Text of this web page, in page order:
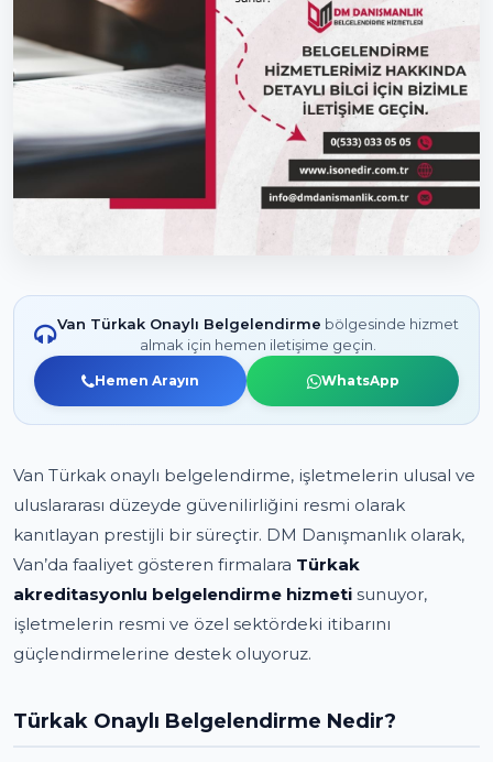
Van Türkak Onaylı Belgelendirme bölgesinde hizmet
almak için hemen iletişime geçin.
Hemen Arayın WhatsApp
Van Türkak onaylı belgelendirme, işletmelerin ulusal ve
uluslararası düzeyde güvenilirliğini resmi olarak
kanıtlayan prestijli bir süreçtir. DM Danışmanlık olarak,
Van’da faaliyet gösteren firmalara Türkak
akreditasyonlu belgelendirme hizmeti sunuyor,
işletmelerin resmi ve özel sektördeki itibarını
güçlendirmelerine destek oluyoruz.
Türkak Onaylı Belgelendirme Nedir?